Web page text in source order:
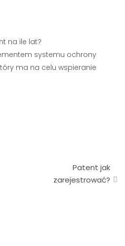
na ile lat?
systemu ochrony
ma na celu wspieranie
Patent jak
zarejestrować?